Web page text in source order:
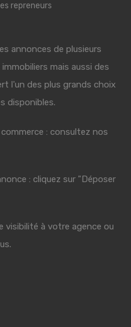
repreneurs
annonces de plusieurs
mais aussi des
l'un des plus grands choix
disponibles.
: consultez nos
: cliquez sur "Déposer
visibilité à votre agence ou